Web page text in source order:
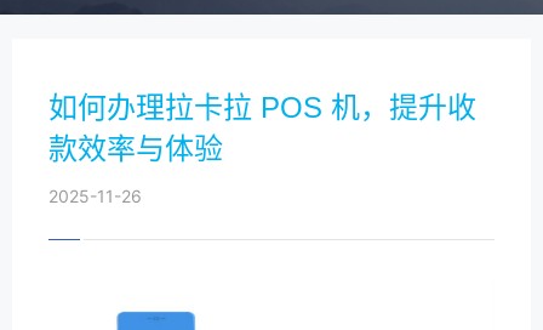
如何办理拉卡拉 POS 机，提升收
款效率与体验
2025-11-26